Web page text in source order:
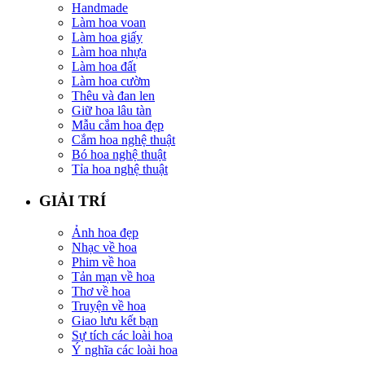
Handmade
Làm hoa voan
Làm hoa giấy
Làm hoa nhựa
Làm hoa đất
Làm hoa cườm
Thêu và đan len
Giữ hoa lâu tàn
Mẫu cắm hoa đẹp
Cắm hoa nghệ thuật
Bó hoa nghệ thuật
Tỉa hoa nghệ thuật
GIẢI TRÍ
Ảnh hoa đẹp
Nhạc về hoa
Phim về hoa
Tản mạn về hoa
Thơ về hoa
Truyện về hoa
Giao lưu kết bạn
Sự tích các loài hoa
Ý nghĩa các loài hoa